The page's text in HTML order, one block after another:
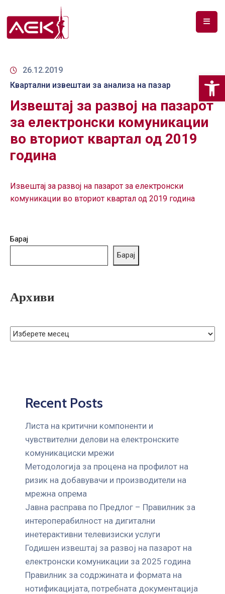
ЗА
ДОКУМЕНТИ
РФ
СПЕКТАР
ТЕЛЕКОМУНИКАЦИИ
АНАЛИЗА
ЗА
26.12.2019
Квартални извештаи за анализа на пазар
Извештај за развој на пазарот
за електронски комуникации
во вториот квартал од 2019
година
Извештај за развој на пазарот за електронски
комуникации во вториот квартал од 2019 година
Барај
Барај
Архиви
Recent Posts
Листа на критични компоненти и
чувствителни делови на електронските
комуникациски мрежи
Mетодологија за процена на профилот на
ризик на добавувачи и производители на
мрежна опрема
Јавна расправа по Предлог – Правилник за
интероперабилност на дигитални
инетерактивни телевизиски услуги
Годишен извештај за развој на пазарот на
електронски комуникации за 2025 година
Правилник за содржината и формата на
нотификацијата, потребната документација